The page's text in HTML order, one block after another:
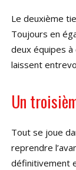
Le deuxième
Toujours en
deux équipes
laissent
Un
Tout se joue
reprendre
définitivement